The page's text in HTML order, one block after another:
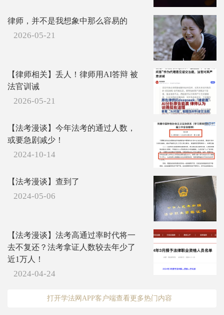
律师，并不是我想象中那么容易的
2026-05-21
【律师相关】丢人！律师用AI答辩 被
法官训诫
2026-05-21
【法考漫谈】今年法考的通过人数，
或要急剧减少！
2024-10-14
【法考漫谈】查到了
2024-05-06
【法考漫谈】法考高通过率时代将一
去不复还？法考拿证人数较去年少了
近1万人！
2024-04-24
打开学法网APP客户端查看更多热门内容